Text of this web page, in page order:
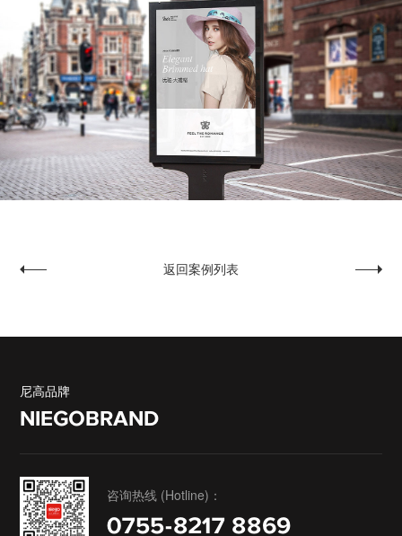
返回案例列表
尼高品牌
NIEGOBRAND
咨询热线 (Hotline)：
0755-8217 8869